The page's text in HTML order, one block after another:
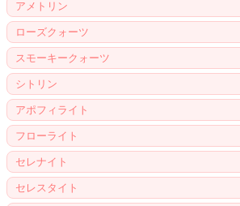
アメトリン
ローズクォーツ
スモーキークォーツ
シトリン
アポフィライト
フローライト
セレナイト
セレスタイト